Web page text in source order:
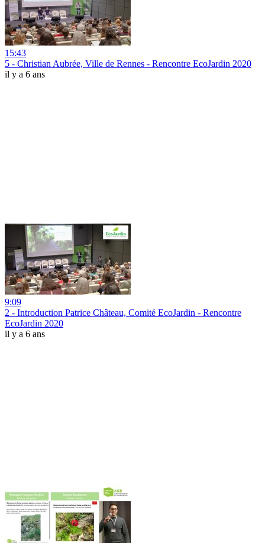
15:43
5 - Christian Aubrée, Ville de Rennes - Rencontre EcoJardin 2020
il y a 6 ans
9:09
2 - Introduction Patrice Château, Comité EcoJardin - Rencontre
EcoJardin 2020
il y a 6 ans